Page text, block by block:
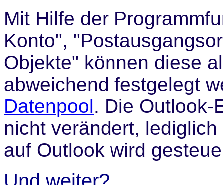
Mit Hilfe der
Konto",
Objekte" können diese
abweichend festgelegt
Datenpool. Die Outlook-
nicht verändert,
auf Outlook wird